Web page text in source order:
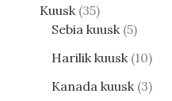
Kuusk 35
Sebia kuusk 5
Harilik kuusk 10
Kanada kuusk 3